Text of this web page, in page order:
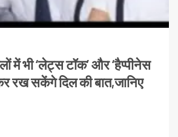
में भी ‘लेट्स टॉक’ और ‘हैप्पीनेस
रख सकेंगे दिल की बात,जानिए